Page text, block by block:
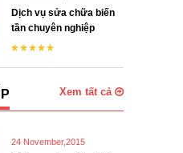
Dịch vụ sửa chữa biến
tần chuyên nghiệp
Xem tất cả
24 November,2015